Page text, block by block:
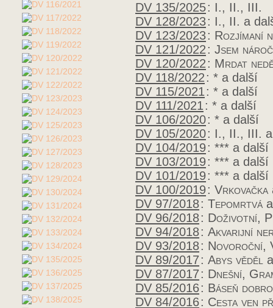
DV 135/2025: I., II., III.
DV 128/2023: I., II. a
DV 123/2023: Rozjímaní
DV 121/2022: Jsem
DV 120/2022: Mrdat
DV 118/2022: * a další
DV 115/2021: * a další
DV 111/2021: * a další
DV 106/2020: * a další
DV 105/2020: I., II., III.
DV 104/2019: *** a další
DV 103/2019: *** a další
DV 101/2019: *** a další
DV 100/2019: Vrkovačka
DV 97/2018: Tepomrtvá
DV 96/2018: Doživotní,
DV 94/2018: Akvarijní
DV 93/2018: Novoroční,
DV 89/2017: Abys věděl
DV 87/2017: Dnešní,
DV 85/2016: Báseň
DV 84/2016: Cesta ven